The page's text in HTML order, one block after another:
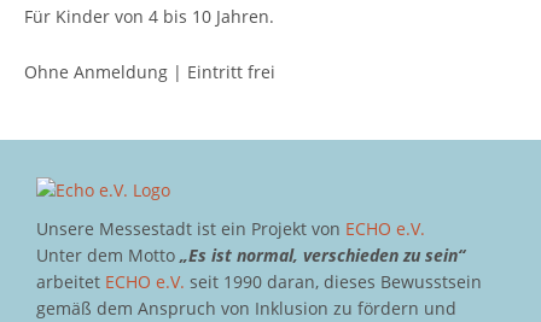
Für Kinder von 4 bis 10 Jahren.
Ohne Anmeldung | Eintritt frei
Unsere Messestadt ist ein Projekt von ECHO e.V.
Unter dem Motto „Es ist normal, verschieden zu sein“
arbeitet ECHO e.V. seit 1990 daran, dieses Bewusstsein
gemäß dem Anspruch von Inklusion zu fördern und